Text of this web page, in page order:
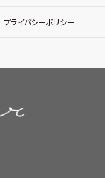
プライバシーポリシー